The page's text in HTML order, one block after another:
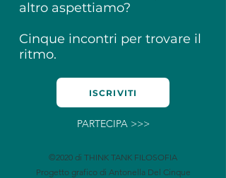
altro aspettiamo?
Cinque incontri per trovare il
ritmo.
ISCRIVITI
PARTECIPA >>>
©2020 di THINK TANK FILOSOFIA
Progetto grafico di Antonella Del Cinque